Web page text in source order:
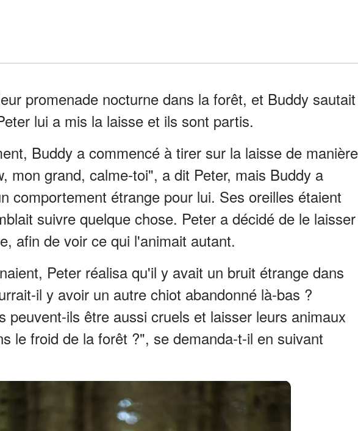
promenade nocturne dans la forêt, et Buddy sautait
lui a mis la laisse et ils sont partis.
Buddy a commencé à tirer sur la laisse de manière
mon grand, calme-toi", a dit Peter, mais Buddy a
comportement étrange pour lui. Ses oreilles étaient
suivre quelque chose. Peter a décidé de le laisser
afin de voir ce qui l'animait autant.
Peter réalisa qu'il y avait un bruit étrange dans
il y avoir un autre chiot abandonné là-bas ?
peuvent-ils être aussi cruels et laisser leurs animaux
le froid de la forêt ?", se demanda-t-il en suivant